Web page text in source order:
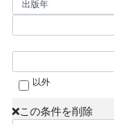
以外
この条件を削除